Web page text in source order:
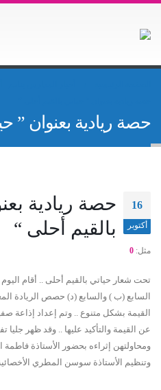
حصة ريادية بعنوان ”
16
أكتوبر
حصة ريادية
بالقيم أحلى “
مثل: 0
السابع (ب ) والسابع (د) حصص الريادة
القيمة بشكل متنوع .. وتم إعداد إذاعة
عن القيمة والتأكيد عليها .. وقد ظهر
ومحاولتهن إثراءه بحضور الأستاذة فاطمة
وتنظيم الأستاذة سوسن المطري الأخصائية